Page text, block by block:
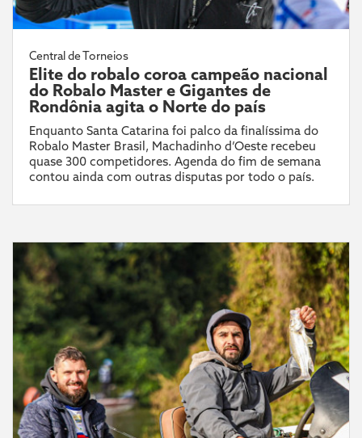
Central de Torneios
Elite do robalo coroa campeão nacional
do Robalo Master e Gigantes de
Rondônia agita o Norte do país
Enquanto Santa Catarina foi palco da finalíssima do
Robalo Master Brasil, Machadinho d’Oeste recebeu
quase 300 competidores. Agenda do fim de semana
contou ainda com outras disputas por todo o país.